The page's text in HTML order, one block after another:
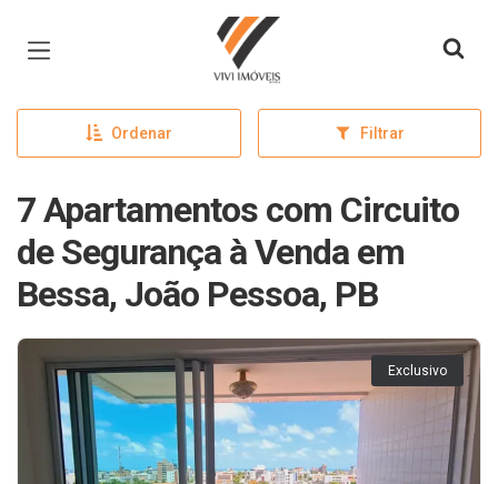
Página inicial
Ordenar Filtrar
7 Apartamentos com Circuito
de Segurança à Venda em
Bessa, João Pessoa, PB
Exclusivo